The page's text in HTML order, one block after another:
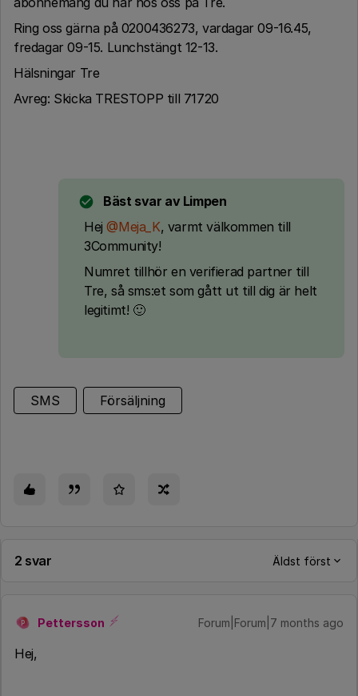
Ring oss gärna på 0200436273, vardagar 09-16.45,
fredagar 09-15. Lunchstängt 12-13.
Hälsningar Tre
Avreg: Skicka TRESTOPP till 71720
Bäst svar av Limpen
Hej ​@Meja_K, varmt välkommen till
3Community!
Numret tillhör en verifierad partner till
Tre, så sms:et som gått ut till dig är helt
legitimt! 🙂
SMS Försäljning
2 svar Äldst först
P Pettersson Forum|Forum|7 months ago
​Hej,